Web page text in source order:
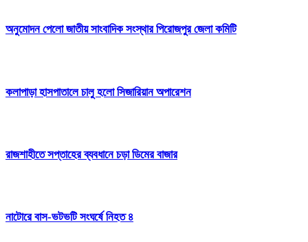
অনুমোদন পেলো জাতীয় সাংবাদিক সংস্থার পিরোজপুর জেলা কমিটি
কলাপাড়া হাসপাতালে চালু হলো সিজারিয়ান অপারেশন
রাজশাহীতে সপ্তাহের ব্যবধানে চড়া ডিমের বাজার
নাটোরে বাস-ভটভটি সংঘর্ষে নিহত ৪